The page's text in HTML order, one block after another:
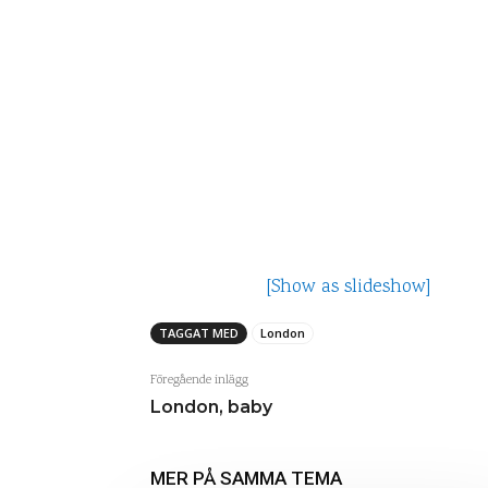
[Show as slideshow]
TAGGAT MED London
Föregående inlägg
London, baby
MER PÅ SAMMA TEMA